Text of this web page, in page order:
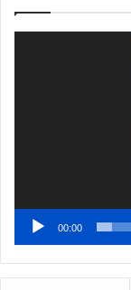
00:00